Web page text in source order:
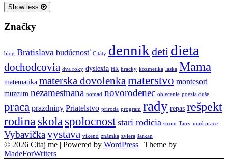
Show less
Značky
blog Bratislava budúcnosť Citáty dennik deti dieta
dochodcovia dva roky dyslexia HR hracky kozmetika laska Mama
matematika materska dovolenka materstvo montesori
muzeum nezamestnana nomád novorodenec oblecenie poézia duše
praca prazdniny Priatelstvo priroda program rady repas rešpekt
rodina skola spolocnost stari rodicia strom Tatry urad prace
Vybavičkavystava víkend známka zviera šarkan
© 2026 Citaj me | Powered by WordPress | Theme by
MadeForWriters